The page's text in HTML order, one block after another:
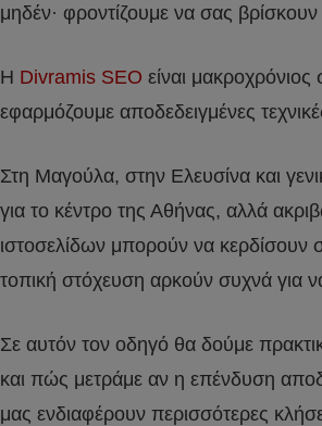
μηδέν· φροντίζουμε να σας
Η Divramis SEO είναι
εφαρμόζουμε αποδεδειγμένες
Στη Μαγούλα, στην Ελευσίνα και
για το κέντρο της Αθήνας, αλλά
ιστοσελίδων μπορούν να
τοπική στόχευση αρκούν συχνά για
Σε αυτόν τον οδηγό θα δούμε
και πώς μετράμε αν η επένδυση
μας ενδιαφέρουν περισσότερες